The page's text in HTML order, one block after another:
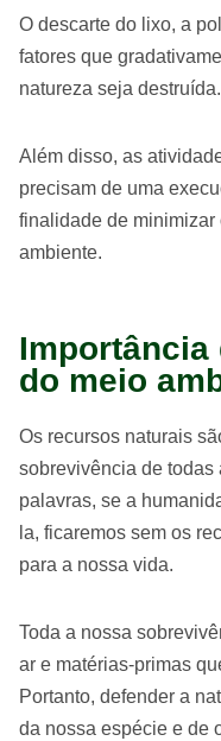
O descarte do lixo, a
fatores que
natureza seja destruída.
Além disso, as
precisam de uma
finalidade de
ambiente.
Importância
do meio
Os recursos naturais
sobrevivência de todas
palavras, se a
la, ficaremos sem os
para a nossa vida.
Toda a nossa
ar e matérias-primas
Portanto, defender a
da nossa espécie e de